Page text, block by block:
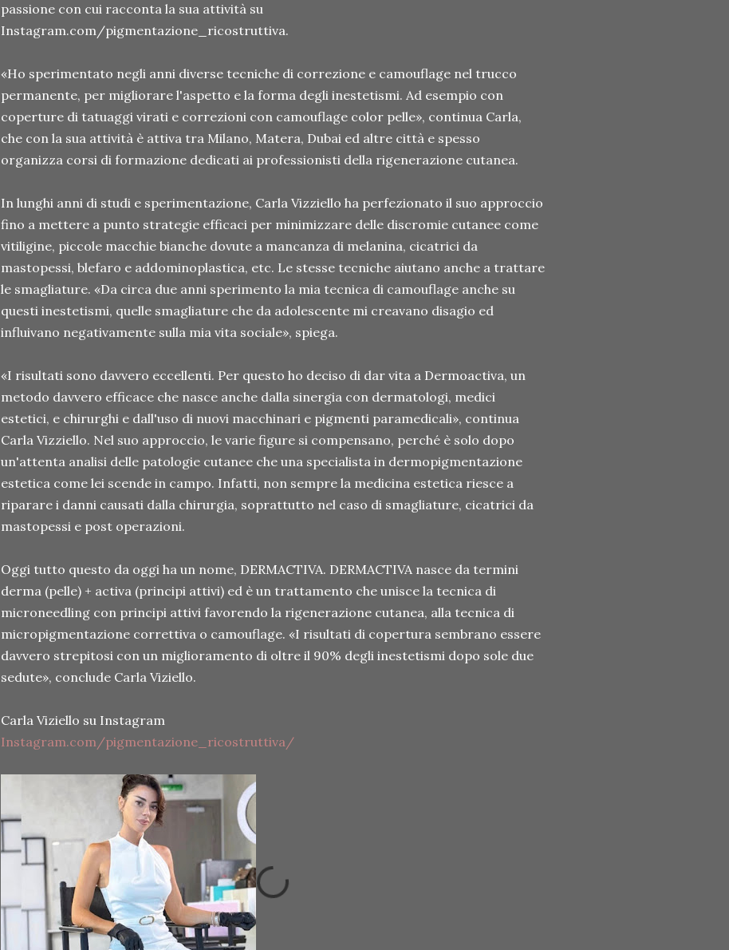
passione con cui racconta la sua attività su
Instagram.com/pigmentazione_ricostruttiva.
«Ho sperimentato negli anni diverse tecniche di correzione e camouflage nel trucco
permanente, per migliorare l'aspetto e la forma degli inestetismi. Ad esempio con
coperture di tatuaggi virati e correzioni con camouflage color pelle», continua Carla,
che con la sua attività è attiva tra Milano, Matera, Dubai ed altre città e spesso
organizza corsi di formazione dedicati ai professionisti della rigenerazione cutanea.
In lunghi anni di studi e sperimentazione, Carla Vizziello ha perfezionato il suo approccio
fino a mettere a punto strategie efficaci per minimizzare delle discromie cutanee come
vitiligine, piccole macchie bianche dovute a mancanza di melanina, cicatrici da
mastopessi, blefaro e addominoplastica, etc. Le stesse tecniche aiutano anche a trattare
le smagliature. «Da circa due anni sperimento la mia tecnica di camouflage anche su
questi inestetismi, quelle smagliature che da adolescente mi creavano disagio ed
influivano negativamente sulla mia vita sociale», spiega.
«I risultati sono davvero eccellenti. Per questo ho deciso di dar vita a Dermoactiva, un
metodo davvero efficace che nasce anche dalla sinergia con dermatologi, medici
estetici, e chirurghi e dall'uso di nuovi macchinari e pigmenti paramedicali», continua
Carla Vizziello. Nel suo approccio, le varie figure si compensano, perché è solo dopo
un'attenta analisi delle patologie cutanee che una specialista in dermopigmentazione
estetica come lei scende in campo. Infatti, non sempre la medicina estetica riesce a
riparare i danni causati dalla chirurgia, soprattutto nel caso di smagliature, cicatrici da
mastopessi e post operazioni.
Oggi tutto questo da oggi ha un nome, DERMACTIVA. DERMACTIVA nasce da termini
derma (pelle) + activa (principi attivi) ed è un trattamento che unisce la tecnica di
microneedling con principi attivi favorendo la rigenerazione cutanea, alla tecnica di
micropigmentazione correttiva o camouflage. «I risultati di copertura sembrano essere
davvero strepitosi con un miglioramento di oltre il 90% degli inestetismi dopo sole due
sedute», conclude Carla Viziello.
Carla Viziello su Instagram
Instagram.com/pigmentazione_ricostruttiva/